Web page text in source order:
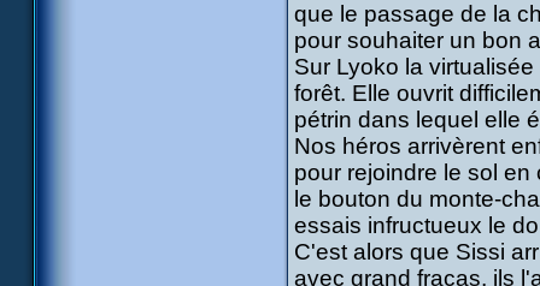
que le passage de la
pour souhaiter un bon
Sur Lyoko la
forêt. Elle ouvrit
pétrin dans lequel elle
Nos héros arrivèrent
pour rejoindre le sol
le bouton du monte-
essais infructueux le
C'est alors que Sissi
avec grand fracas, ils